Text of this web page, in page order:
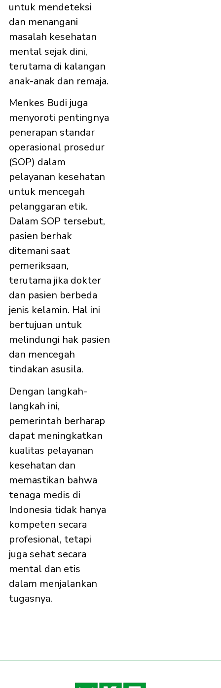
untuk mendeteksi
dan menangani
masalah kesehatan
mental sejak dini,
terutama di kalangan
anak-anak dan remaja.
Menkes Budi juga
menyoroti pentingnya
penerapan standar
operasional prosedur
(SOP) dalam
pelayanan kesehatan
untuk mencegah
pelanggaran etik.
Dalam SOP tersebut,
pasien berhak
ditemani saat
pemeriksaan,
terutama jika dokter
dan pasien berbeda
jenis kelamin. Hal ini
bertujuan untuk
melindungi hak pasien
dan mencegah
tindakan asusila. ​
Dengan langkah-
langkah ini,
pemerintah berharap
dapat meningkatkan
kualitas pelayanan
kesehatan dan
memastikan bahwa
tenaga medis di
Indonesia tidak hanya
kompeten secara
profesional, tetapi
juga sehat secara
mental dan etis
dalam menjalankan
tugasnya.